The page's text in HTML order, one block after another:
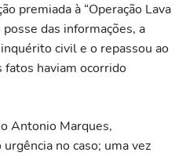
premiada à “Operação Lava
posse das informações, a
civil e o repassou ao
fatos haviam ocorrido
Antonio Marques,
no caso; uma vez